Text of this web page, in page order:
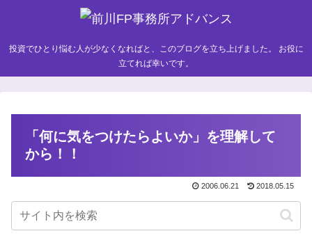
投資でひとり悩む人が少なくなればと、このブログを立ち上げました。 お役に
立てれば幸いです。
「何に気をつけたらよいか」を理解して
から！！
2006.06.21 2018.05.15